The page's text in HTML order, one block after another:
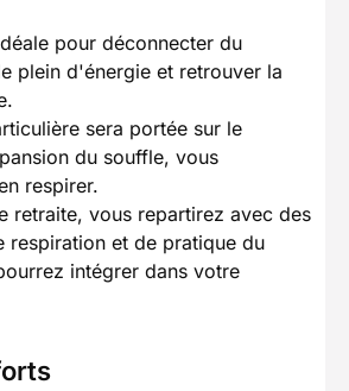
pour déconnecter du
plein d'énergie et retrouver la
sera portée sur le
du souffle, vous
respirer.
retraite, vous repartirez avec des
respiration et de pratique du
intégrer dans votre